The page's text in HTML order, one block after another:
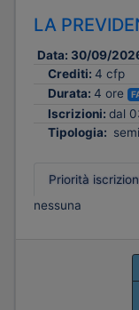
LA
Data: 30/09/
Crediti: 4 cfp
Durata: 4 ore
Iscrizioni: dal
Tipologia:
Priorità
nessuna